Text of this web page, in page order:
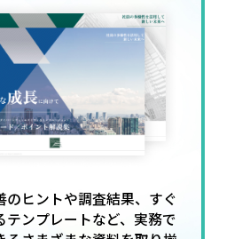
のヒントや調査結果、すぐ
テンプレートなど、実務で